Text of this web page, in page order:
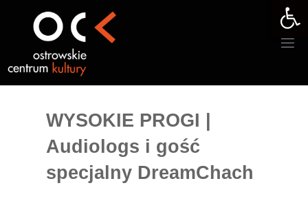
WYSOKIE PROGI |
Audiologs i gość
specjalny DreamChach